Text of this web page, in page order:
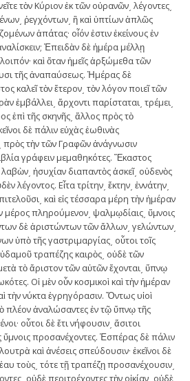
τὸν Κύριον ἐκ τῶν οὐρανῶν͵ λέγοντες͵
ῥεγχόντων͵ ἢ καὶ ὑπτίων ἁπλῶς
ἀπάτας· οἷόν ἐστιν ἐκείνους ἐν
Ἐπειδὰν δὲ ἡμέρα μέλλῃ
καὶ ὅταν ἡμεῖς ἀρξώμεθα τῶν
τῆς ἀναπαύσεως. Ἡμέρας δὲ
καλεῖ τὸν ἕτερον͵ τὸν λόγον ποιεῖ τῶν
ἐμβάλλει͵ ἄρχοντι παρίσταται͵ τρέμει͵
ἐπὶ τῆς σκηνῆς͵ ἄλλος πρὸς τὸ
δὲ πάλιν εὐχὰς ἑωθινὰς
πρὸς τὴν τῶν Γραφῶν ἀνάγνωσιν
γράφειν μεμαθηκότες. Ἕκαστος
ἡσυχίαν διαπαντὸς ἀσκεῖ͵ οὐδενὸς
λέγοντος. Εἶτα τρίτην͵ ἕκτην͵ ἐννάτην͵
καὶ εἰς τέσσαρα μέρη τὴν ἡμέραν
μέρος πληρούμενον͵ ψαλμῳδίαις͵ ὕμνοις
δὲ ἀριστώντων τῶν ἄλλων͵ γελώντων͵
ὑπὸ τῆς γαστριμαργίας͵ οὗτοι τοῖς
τραπέζης καιρὸς͵ οὐδὲ τῶν
τὸ ἄριστον τῶν αὐτῶν ἔχονται͵ ὕπνῳ
Οἱ μὲν οὖν κοσμικοὶ καὶ τὴν ἡμέραν
τὴν νύκτα ἐγρηγόρασιν. Ὄντως υἱοὶ
πλέον ἀναλώσαντες ἐν τῷ ὕπνῳ τῆς
οὗτοι δὲ ἔτι νήφουσιν͵ ἄσιτοι
ὕμνοις προσανέχοντες. Ἑσπέρας δὲ πάλιν
καὶ ἀνέσεις σπεύδουσιν· ἐκεῖνοι δὲ
τοὺς͵ τότε τῇ τραπέζῃ προσανέχουσιν͵
οὐδὲ περιτρέχοντες τὴν οἰκίαν͵ οὐδὲ